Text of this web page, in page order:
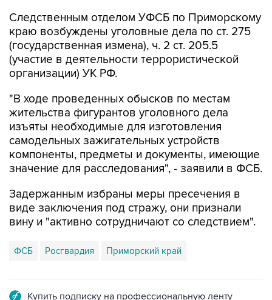
(государственная измена), ч. 2 ст. 205.5
(участие в деятельности террористической
организации) УК РФ.
"В ходе проведенных обысков по местам
изъяты необходимые для изготовления
самодельных зажигательных устройств
компоненты, предметы и документы, имеющие
значение для расследования", - заявили в ФСБ.
Задержанным избраны меры пресечения в
вину и "активно сотрудничают со следствием".
ФСБ Росгвардия Приморский край
Подписаться на рассылку главных новостей сайта